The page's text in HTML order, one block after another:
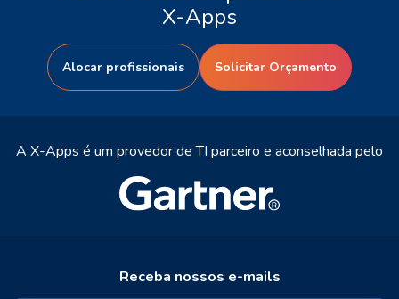
X-Apps
Alocar profissionais Solicitar Orçamento
A X-Apps é um provedor de TI parceiro e aconselhada pelo
Receba nossos e-mails